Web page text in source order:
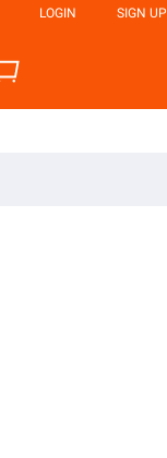
LOGIN SIGN UP